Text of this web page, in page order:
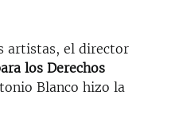
artistas, el director
los Derechos
Blanco hizo la